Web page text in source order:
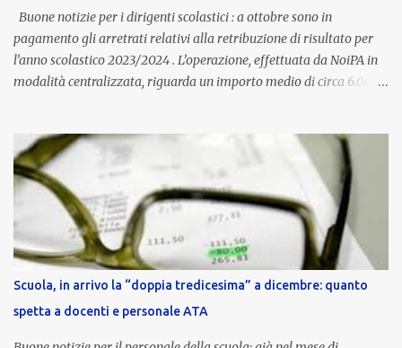
aggiornata periodicamente in base al cost...
Buone notizie per i dirigenti scolastici : a ottobre sono in
pagamento gli arretrati relativi alla retribuzione di risultato per
l’anno scolastico 2023/2024 . L’operazione, effettuata da NoiPA in
modalità centralizzata, riguarda un importo medio di circa 6.000
ordinaria di ottobre . Cos’è la retribuzione di risultato La
retribuzione di risultato rappresenta la parte variabile dello
stipendio dei dirigenti scolastici. Viene corrisposta per valorizzare
la qualità dell’attività svolta, la gestione delle risorse e il
raggiungimento degli obiettivi fissati dal Ministero dell’Istruzione
e del Merito (MIM) . Per l’anno scolastico 2023/2024, il MIM ha
completato la procedura di valutazione e trasmesso i dati a NoiPA,
che ha poi disposto la liquidazione automatica in busta paga . Gli
importi e le trattenute L’importo medio lordo riconosciuto è di 6....
Scuola, in arrivo la “doppia tredicesima” a dicembre: quanto
spetta a docenti e personale ATA